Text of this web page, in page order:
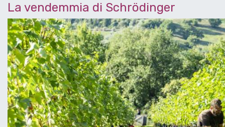
La vendemmia di Schrödinger